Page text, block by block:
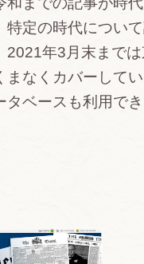
特定の時代につい
2021年3月末まで
まなくカバーして
タベースも利用で